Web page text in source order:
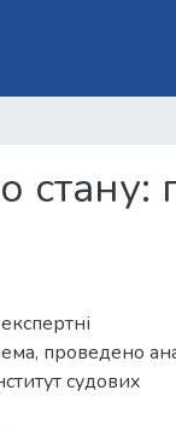
стану:
проведено
судових